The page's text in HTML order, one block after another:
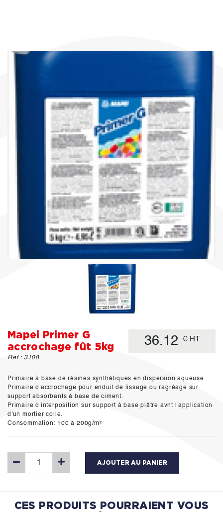
36.12 € HT
Mapei Primer G
accrochage fût 5kg
Ref : 3108
Primaire à base de résines synthétiques en dispersion aqueuse.
Primaire d'accrochage pour enduit de lissage ou ragréage sur
support absorbants à base de ciment.
Primaire d'interposition sur support à base plâtre avnt l'application
d'un mortier colle.
Consommation: 100 à 200g/m²
AJOUTER AU PANIER
CES PRODUITS POURRAIENT VOUS